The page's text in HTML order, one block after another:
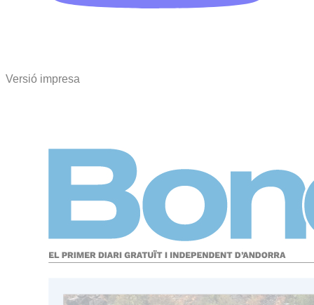
Versió impresa